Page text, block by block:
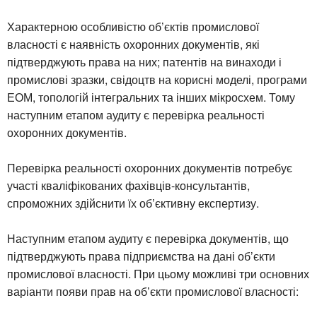
Характерною особливістю об’єктів промислової
власності є наявність охоронних документів, які
підтверджують права на них; патентів на винаходи і
промислові зразки, свідоцтв на корисні моделі, програми
ЕОМ, топологій інтегральних та інших мікросхем. Тому
наступним етапом аудиту є перевірка реальності
охоронних документів.
Перевірка реальності охоронних документів потребує
участі кваліфікованих фахівців-консультантів,
спроможних здійснити їх об’єктивну експертизу.
Наступним етапом аудиту є перевірка документів, що
підтверджують права підприємства на дані об’єкти
промислової власності. При цьому можливі три основних
варіанти появи прав на об’єкти промислової власності: